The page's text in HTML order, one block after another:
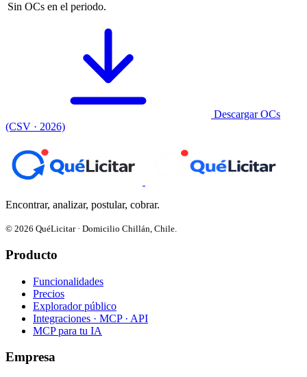
Sin OCs en el periodo.
Descargar OCs
(CSV · 2026)
Encontrar, analizar, postular, cobrar.
© 2026 QuéLicitar · Domicilio Chillán, Chile.
Producto
Funcionalidades
Precios
Explorador público
Integraciones · MCP · API
MCP para tu IA
Empresa